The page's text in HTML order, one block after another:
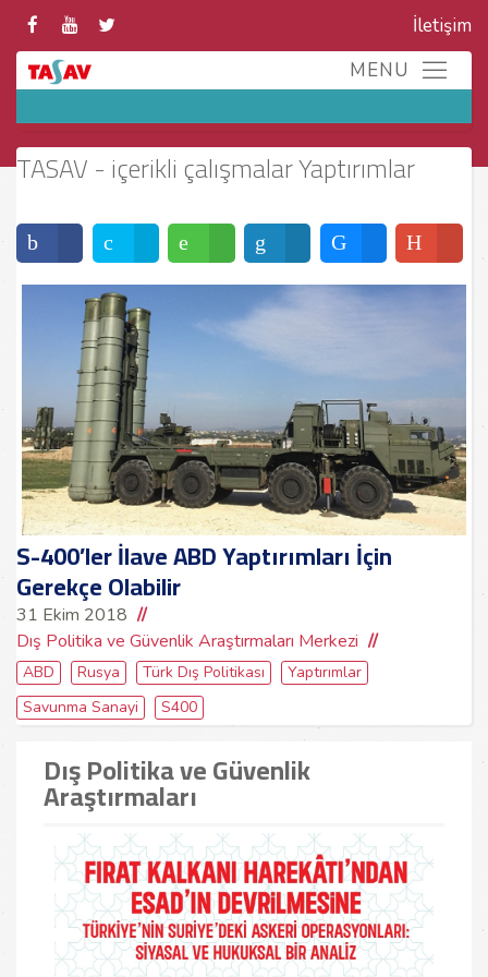
İletişim
TASAV - içerikli çalışmalar Yaptırımlar
S-400’ler İlave ABD Yaptırımları İçin
Gerekçe Olabilir
31 Ekim 2018
Dış Politika ve Güvenlik Araştırmaları Merkezi
ABD Rusya Türk Dış Politikası
Yaptırımlar
Savunma Sanayi
S400
Dış Politika ve Güvenlik
Araştırmaları